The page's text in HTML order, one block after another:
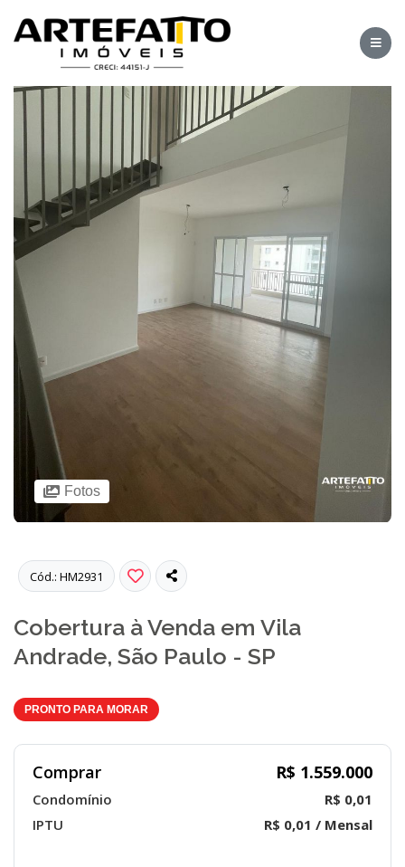
Fotos
Cód.: HM2931
Cobertura à Venda em Vila
Andrade, São Paulo - SP
PRONTO PARA MORAR
Comprar R$ 1.559.000
Condomínio
R$ 0,01
IPTU
R$ 0,01 / Mensal